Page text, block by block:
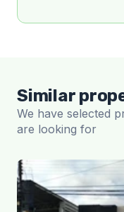
Similar
We have selected
are looking for